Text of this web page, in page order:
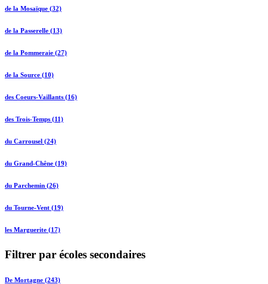
de la Mosaïque (32)
de la Passerelle (13)
de la Pommeraie (27)
de la Source (10)
des Coeurs-Vaillants (16)
des Trois-Temps (11)
du Carrousel (24)
du Grand-Chêne (19)
du Parchemin (26)
du Tourne-Vent (19)
les Marguerite (17)
Filtrer par écoles secondaires
De Mortagne (243)